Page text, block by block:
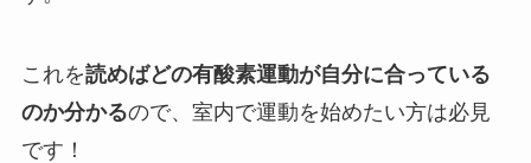
これを読めばどの有酸素運動が自分に合っている
のか分かるので、室内で運動を始めたい方は必見
です！